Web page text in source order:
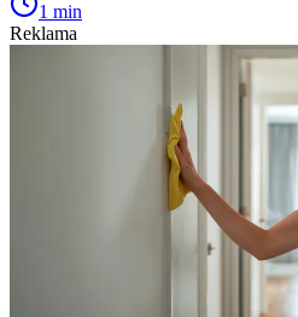
1 min
Reklama